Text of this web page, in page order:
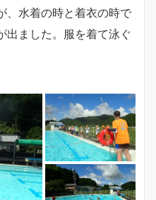
、水着の時と着衣の時で
出ました。服を着て泳ぐ